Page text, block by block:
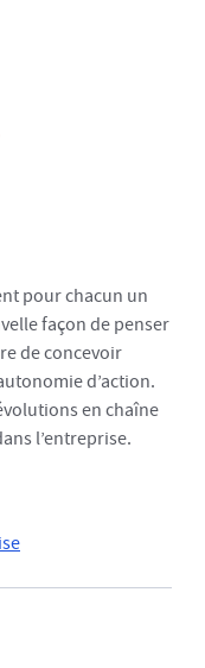
pour chacun un
façon de penser
de concevoir
d’action.
en chaîne
l’entreprise.